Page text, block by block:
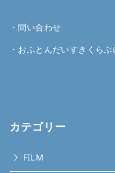
・ 問い合わせ
・ おふとんだいすきくらぶ
カテゴリー
FILM